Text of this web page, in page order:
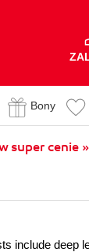
Bony
super cenie
include deep